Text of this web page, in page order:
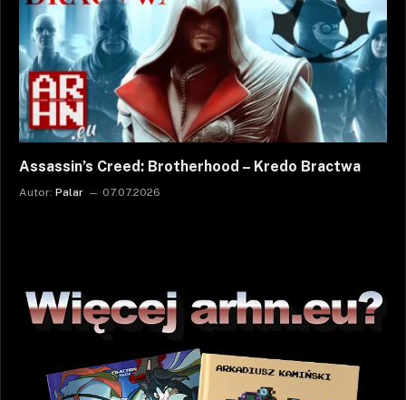
Assassin’s Creed: Brotherhood – Kredo Bractwa
Autor: Palar 07.07.2026